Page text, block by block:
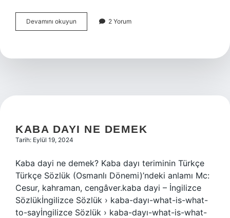
Devamını okuyun
Kaynağı
Kullanılır
2 Yorum
KABA DAYI NE DEMEK
Tarih: Eylül 19, 2024
Kaba dayi ne demek? Kaba dayı teriminin Türkçe
Türkçe Sözlük (Osmanlı Dönemi)’ndeki anlamı Mc:
Cesur, kahraman, cengâver.kaba dayi – İngilizce
Sözlükİngilizce Sözlük › kaba-dayı-what-is-what-
to-sayİngilizce Sözlük › kaba-dayı-what-is-what-